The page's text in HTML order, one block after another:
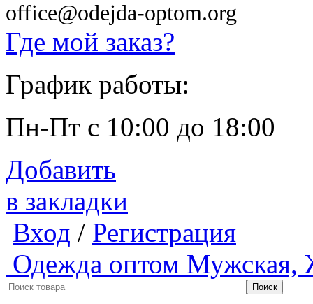
office@odejda-optom.org
Где мой заказ?
График работы:
Пн-Пт с 10:00 до 18:00
Добавить
в закладки
Вход / Регистрация
Одежда оптом Мужская,